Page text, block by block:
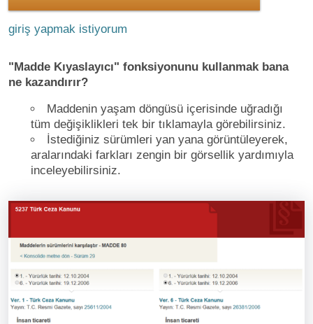
giriş yapmak istiyorum
"Madde Kıyaslayıcı" fonksiyonunu kullanmak bana
ne kazandırır?
Maddenin yaşam döngüsü içerisinde uğradığı
tüm değişiklikleri tek bir tıklamayla görebilirsiniz.
İstediğiniz sürümleri yan yana görüntüleyerek,
aralarındaki farkları zengin bir görsellik yardımıyla
inceleyebilirsiniz.